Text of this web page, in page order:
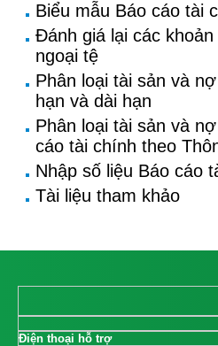
Biểu mẫu Báo cáo tài
Đánh giá lại các
ngoại tệ
Phân loại tài sản và
hạn và dài hạn
Phân loại tài sản và
cáo tài chính theo
Nhập số liệu Báo cáo
Tài liệu tham khảo
Điện thoại hỗ trợ